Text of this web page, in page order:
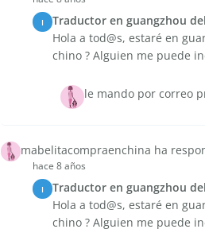
I Traductor en guangzhou
Hola a tod@s, estaré en
chino ? Alguien me puede
le mando por correo
mabelitacompraenchina ha
hace 8 años
I Traductor en guangzhou
Hola a tod@s, estaré en
chino ? Alguien me puede